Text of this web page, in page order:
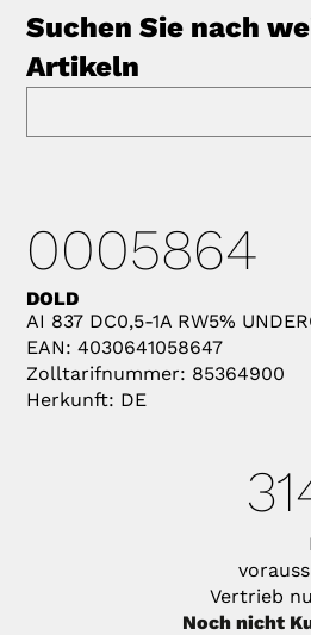
Suchen Sie nach
Artikeln
0005864
DOLD
AI 837 DC0,5-1A RW5%
EAN: 4030641058647
Zolltarifnummer: 85364900
Herkunft: DE
Vertrieb
Noch nicht